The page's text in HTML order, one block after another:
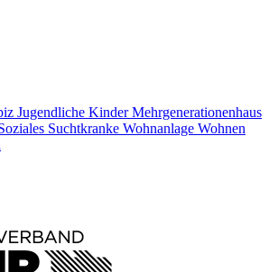
Jugendliche Kinder Mehrgenerationenhaus
Suchtkranke Wohnanlage Wohnen